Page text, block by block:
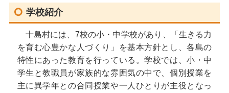
学校紹介
十島村には、7校の小・中学校があり、「生きる力
を育む心豊かな人づくり」を基本方針とし、各島の
特性にあった教育を行っている。学校では、小・中
学生と教職員が家族的な雰囲気の中で、個別授業を
主に異学年との合同授業や一人ひとりが主役となっ